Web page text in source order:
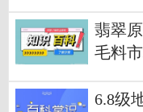
翡翠
毛料
6.8级